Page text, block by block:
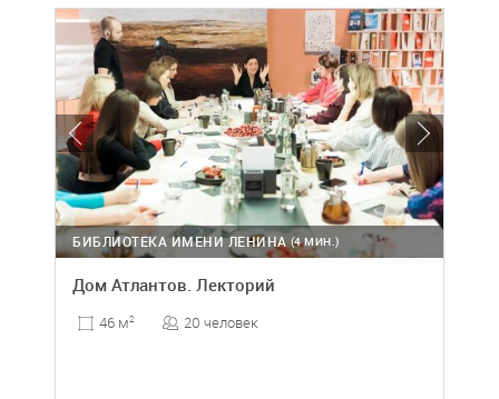
(4 МИН.)
БИБЛИОТЕКА ИМЕНИ ЛЕНИНА
Дом Атлантов. Лекторий
46 м2 20 человек